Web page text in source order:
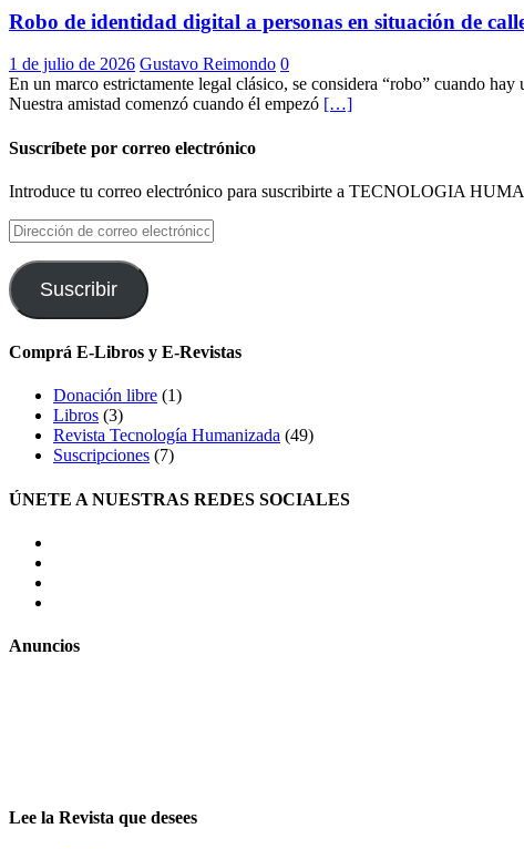
Robo de identidad digital a personas en situación de
1 de julio de 2026 Gustavo Reimondo 0
En un marco estrictamente legal clásico, se considera “robo” cuando
Nuestra amistad comenzó cuando él empezó […]
Suscríbete por correo electrónico
Introduce tu correo electrónico para suscribirte a TECNOLOGIA
Dirección
de
correo
electrónico
Suscribir
Comprá E-Libros y E-Revistas
Donación libre (1)
Libros (3)
Revista Tecnología Humanizada (49)
Suscripciones (7)
ÚNETE A NUESTRAS REDES SOCIALES
Anuncios
Lee la Revista que desees